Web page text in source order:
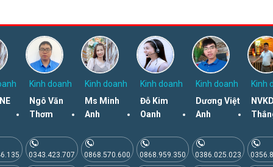
Kinh doanh
Ngô Văn
Thơm
0343.423.707
Kinh doanh
Ms Minh
Anh
0868.570.600
Kinh doanh
Đỗ Kim
Oanh
0868.959.350
Kinh doanh
Dương Việt
Anh
0386.025.023
Kinh